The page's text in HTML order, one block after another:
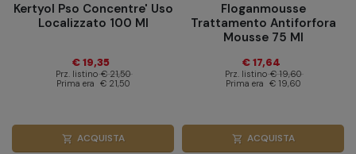
Kertyol Pso Concentre' Uso
Localizzato 100 Ml
€ 19,35
Prz. listino € 21,50
Prima era € 21,50
shopping_cart ACQUISTA
Floganmousse
Trattamento Antiforfora
Mousse 75 Ml
€ 17,64
Prz. listino € 19,60
Prima era € 19,60
shopping_cart ACQUISTA